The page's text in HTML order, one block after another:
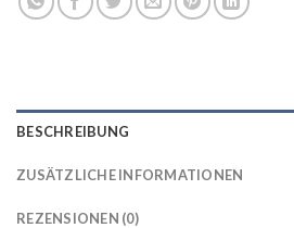
BESCHREIBUNG
ZUSÄTZLICHE INFORMATIONEN
REZENSIONEN (0)